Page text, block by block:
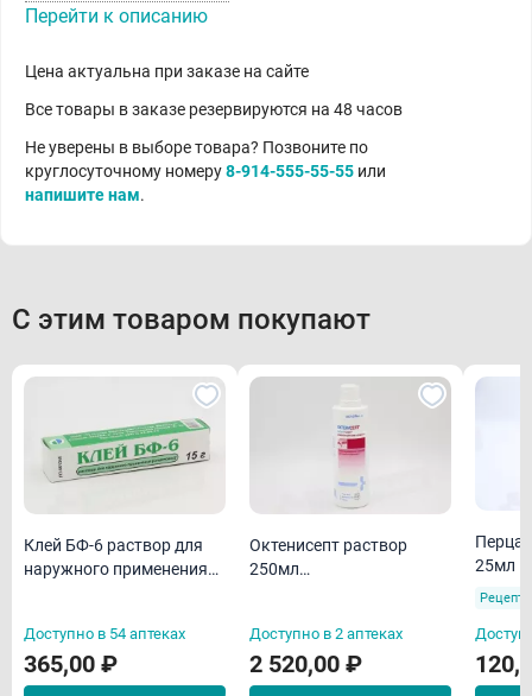
Перейти к описанию
Цена актуальна при заказе на сайте
Все товары в заказе резервируются на 48 часов
Не уверены в выборе товара? Позвоните по
круглосуточному номеру8-914-555-55-55 или
напишите нам.
С этим товаром покупают
Клей БФ-6 раствор для
наружного применения
Доступно в 54 аптеках
365,00 ₽
Октенисепт раствор
250мл
Доступно в 2 аптеках
2 520,00 ₽
Перца
25мл